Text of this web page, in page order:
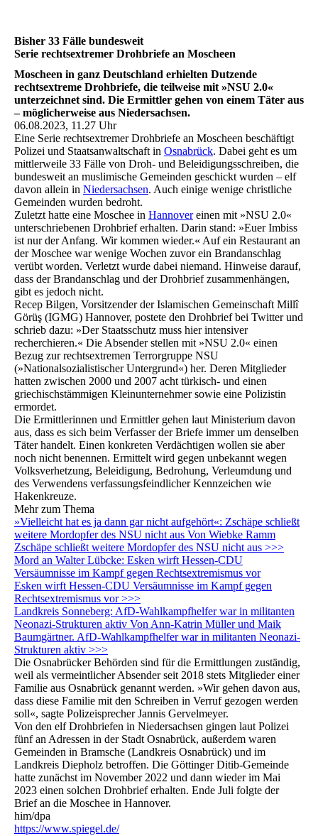
Bisher 33 Fälle bundesweit
Serie rechtsextremer Drohbriefe an Moscheen
Moscheen in ganz Deutschland erhielten Dutzende
rechtsextreme Drohbriefe, die teilweise mit »NSU 2.0«
unterzeichnet sind. Die Ermittler gehen von einem Täter aus
– möglicherweise aus Niedersachsen.
06.08.2023, 11.27 Uhr
Eine Serie rechtsextremer Drohbriefe an Moscheen beschäftigt
Polizei und Staatsanwaltschaft in Osnabrück. Dabei geht es um
mittlerweile 33 Fälle von Droh- und Beleidigungsschreiben, die
bundesweit an muslimische Gemeinden geschickt wurden – elf
davon allein in Niedersachsen. Auch einige wenige christliche
Gemeinden wurden bedroht.
Zuletzt hatte eine Moschee in Hannovereinen mit »NSU 2.0«
unterschriebenen Drohbrief erhalten. Darin stand: »Euer Imbiss
ist nur der Anfang. Wir kommen wieder.« Auf ein Restaurant an
der Moschee war wenige Wochen zuvor ein Brandanschlag
verübt worden. Verletzt wurde dabei niemand. Hinweise darauf,
dass der Brandanschlag und der Drohbrief zusammenhängen,
gibt es jedoch nicht.
Recep Bilgen, Vorsitzender der Islamischen Gemeinschaft Millî
Görüş (IGMG) Hannover, postete den Drohbrief bei Twitter und
schrieb dazu: »Der Staatsschutz muss hier intensiver
recherchieren.« Die Absender stellen mit »NSU 2.0« einen
Bezug zur rechtsextremen Terrorgruppe NSU
(»Nationalsozialistischer Untergrund«) her. Deren Mitglieder
hatten zwischen 2000 und 2007 acht türkisch- und einen
griechischstämmigen Kleinunternehmer sowie eine Polizistin
ermordet.
Die Ermittlerinnen und Ermittler gehen laut Ministerium davon
aus, dass es sich beim Verfasser der Briefe immer um denselben
Täter handelt. Einen konkreten Verdächtigen wollen sie aber
noch nicht benennen. Ermittelt wird gegen unbekannt wegen
Volksverhetzung, Beleidigung, Bedrohung, Verleumdung und
des Verwendens verfassungsfeindlicher Kennzeichen wie
Hakenkreuze.
Mehr zum Thema
»Vielleicht hat es ja dann gar nicht aufgehört«: Zschäpe schließt
weitere Mordopfer des NSU nicht aus Von Wiebke Ramm
Zschäpe schließt weitere Mordopfer des NSU nicht aus >>>
Mord an Walter Lübcke: Esken wirft Hessen-CDU
Versäumnisse im Kampf gegen Rechtsextremismus vor
Esken wirft Hessen-CDU Versäumnisse im Kampf gegen
Rechtsextremismus vor >>>
Landkreis Sonneberg: AfD-Wahlkampfhelfer war in militanten
Neonazi-Strukturen aktiv Von Ann-Katrin Müller und Maik
Baumgärtner. AfD-Wahlkampfhelfer war in militanten Neonazi-
Strukturen aktiv >>>
Die Osnabrücker Behörden sind für die Ermittlungen zuständig,
weil als vermeintlicher Absender seit 2018 stets Mitglieder einer
Familie aus Osnabrück genannt werden. »Wir gehen davon aus,
dass diese Familie mit den Schreiben in Verruf gezogen werden
soll«, sagte Polizeisprecher Jannis Gervelmeyer.
Von den elf Drohbriefen in Niedersachsen gingen laut Polizei
fünf an Adressen in der Stadt Osnabrück, außerdem waren
Gemeinden in Bramsche (Landkreis Osnabrück) und im
Landkreis Diepholz betroffen. Die Göttinger Ditib-Gemeinde
hatte zunächst im November 2022 und dann wieder im Mai
2023 einen solchen Drohbrief erhalten. Ende Juli folgte der
Brief an die Moschee in Hannover.
him/dpa
https://www.spiegel.de/